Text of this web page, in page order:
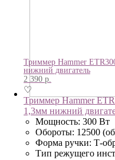
Триммер Hammer
нижний двигатель
2 390 р.
♡
Триммер Hammer
1,3мм нижний
Мощность: 300 Вт
Обороты: 12500
Форма ручки: Т-
Тип режущего